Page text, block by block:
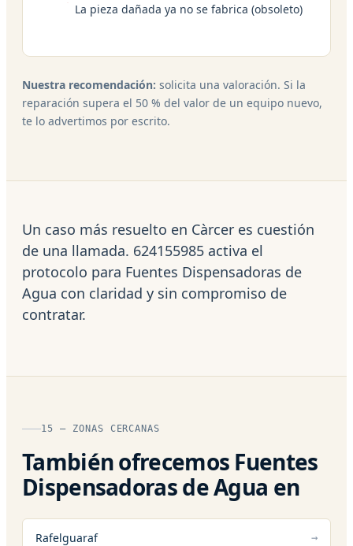
La pieza dañada ya no se fabrica (obsoleto)
Nuestra recomendación: solicita una valoración. Si la
reparación supera el 50 % del valor de un equipo nuevo,
te lo advertimos por escrito.
Un caso más resuelto en Càrcer es cuestión
de una llamada. 624155985 activa el
protocolo para Fuentes Dispensadoras de
Agua con claridad y sin compromiso de
contratar.
15 — ZONAS CERCANAS
También ofrecemos Fuentes
Dispensadoras de Agua en
Rafelguaraf